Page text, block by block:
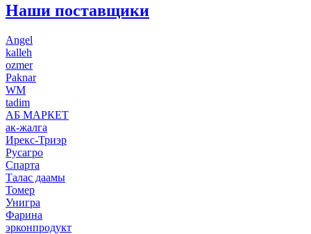
Наши поставщики
Angel
kalleh
ozmer
Paknar
WM
tadim
АБ МАРКЕТ
ак-жалга
Ирекс-Триэр
Русагро
Спарта
Талас даамы
Томер
Унигра
Фарина
эрконпродукт